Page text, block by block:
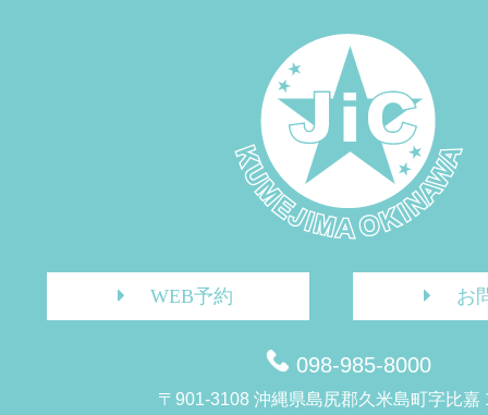
WEB予約 お
098-985-8000
〒901-3108 沖縄県島尻郡久米島町字比嘉